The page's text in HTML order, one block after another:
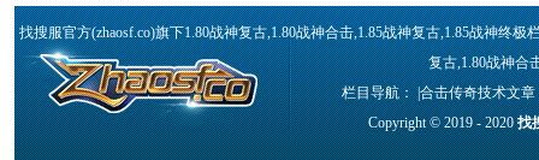
找搜服官方(zhaosf.co)旗下1.80战神复古,1.80战神合击,1.85战神复古,1.85战神终
复古,1.80战神合
栏目导航： |合击传奇技术文章
Copyright © 2019 - 2020找